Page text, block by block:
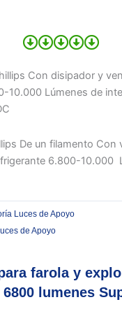
Con disipador y
10.000 Lúmenes de
De un filamento Con
6.800-10.000
Luces de Apoyo
Luces de Apoyo
farola y
lumenes